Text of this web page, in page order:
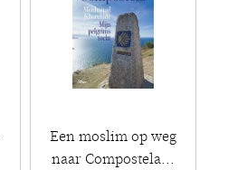
Een moslim op weg
naar Compostela...